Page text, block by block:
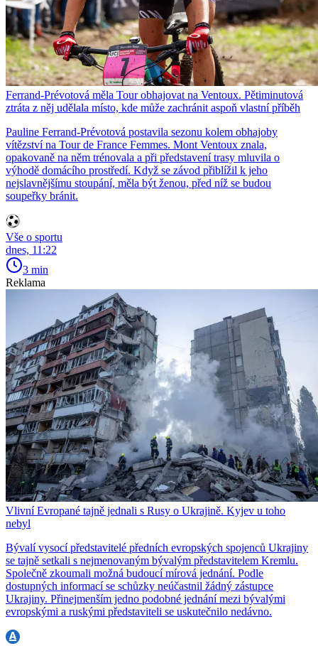
Ferrand-Prévotová měla Tour obhajovat na Ventoux. Pětiminutová
ztráta z něj udělala místo, kde může zachránit aspoň vlastní příběh
Pauline Ferrand-Prévotová postavila sezonu kolem obhajoby
vítězství na Tour de France Femmes. Mont Ventoux znala,
opakovaně na něm trénovala a při představení trasy mluvila o
výhodě domácího prostředí. Když se závod přiblížil k jeho
nejslavnějšímu stoupání, měla být ženou, před níž se budou
soupeřky bránit.
Vše o sportu
dnes, 11:22
3 min
Reklama
Vlivní Evropané tajně jednali s Rusy o Ukrajině. Kyjev u toho
nebyl
Bývalí vysocí představitelé předních evropských spojenců Ukrajiny
se tajně setkali s nejmenovaným bývalým představitelem Kremlu.
Společně zkoumali možná budoucí mírová jednání. Podle
dostupných informací se schůzky neúčastnil žádný zástupce
Ukrajiny. Přinejmenším jedno podobné jednání mezi bývalými
evropskými a ruskými představiteli se uskutečnilo nedávno.